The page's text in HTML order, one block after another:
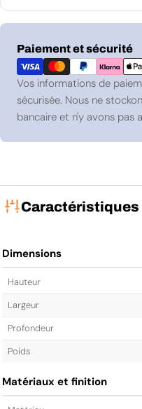
Paiement et sécurité
Modes
de
paiement
Vos informations de
sécurisée. Nous ne
bancaire et n'y avons pas
Caractéristiques
Dimensions
Hauteur
Largeur
Profondeur
Poids
Matériaux et finition